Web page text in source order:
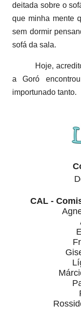
deitada sobre o
que minha mente
sem dormir
sofá da sala.
Hoje,
a Goró
importunado tanto.
CAL -